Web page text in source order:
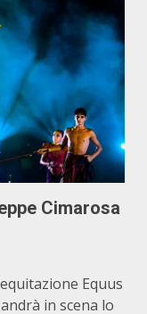
Cimarosa
Equus
in scena lo